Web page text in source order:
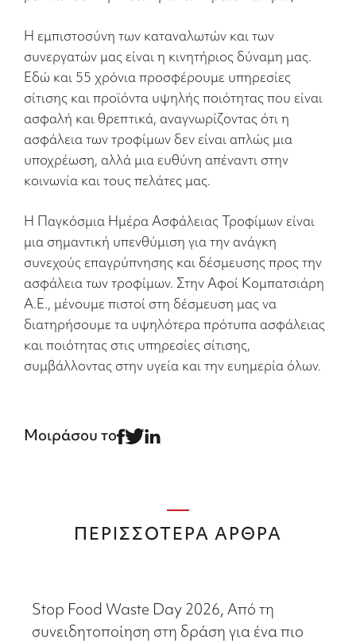
Η εμπιστοσύνη των καταναλωτών και των
συνεργατών μας είναι η κινητήριος δύναμη μας.
Εδώ και 55 χρόνια προσφέρουμε υπηρεσίες
σίτισης και προϊόντα υψηλής ποιότητας που είναι
ασφαλή και θρεπτικά, αναγνωρίζοντας ότι η
ασφάλεια των τροφίμων δεν είναι απλώς μια
υποχρέωση, αλλά μια ευθύνη απέναντι στην
κοινωνία και τους πελάτες μας.
Η Παγκόσμια Ημέρα Ασφάλειας Τροφίμων είναι
μια σημαντική υπενθύμιση για την ανάγκη
συνεχούς επαγρύπνησης και δέσμευσης προς την
ασφάλεια των τροφίμων. Στην Αφοί Κομπατσιάρη
Α.Ε., μένουμε πιστοί στη δέσμευση μας να
διατηρήσουμε τα υψηλότερα πρότυπα ασφάλειας
και ποιότητας στις υπηρεσίες σίτισης,
συμβάλλοντας στην υγεία και την ευημερία όλων.
Μοιράσου το
ΠΕΡΙΣΣΟΤΕΡΑ ΑΡΘΡΑ
Stop Food Waste Day 2026, Από τη
συνειδητοποίηση στη δράση για ένα πιο